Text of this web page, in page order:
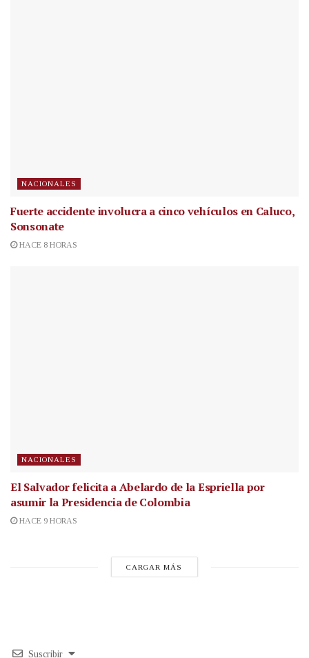
NACIONALES
Fuerte accidente involucra a cinco vehículos en Caluco,
Sonsonate
HACE 8 HORAS
NACIONALES
El Salvador felicita a Abelardo de la Espriella por
asumir la Presidencia de Colombia
HACE 9 HORAS
CARGAR MÁS
Suscribir